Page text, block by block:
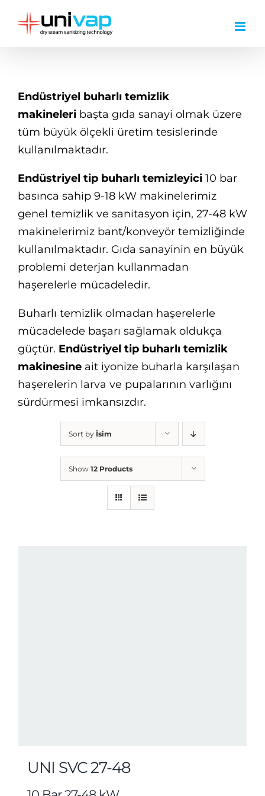
Endüstriyel buharlı temizlik
makineleri başta gıda sanayi olmak üzere
tüm büyük ölçekli üretim tesislerinde
kullanılmaktadır.
Endüstriyel tip buharlı temizleyici 10 bar
basınca sahip 9-18 kW makinelerimiz
genel temizlik ve sanitasyon için, 27-48 kW
makinelerimiz bant/konveyör temizliğinde
kullanılmaktadır. Gıda sanayinin en büyük
problemi deterjan kullanmadan
haşerelerle mücadeledir.
Buharlı temizlik olmadan haşerelerle
mücadelede başarı sağlamak oldukça
güçtür. Endüstriyel tip buharlı temizlik
makinesine ait iyonize buharla karşılaşan
haşerelerin larva ve pupalarının varlığını
sürdürmesi imkansızdır.
Sort by İsim
Show 12 Products
UNI SVC 27-48